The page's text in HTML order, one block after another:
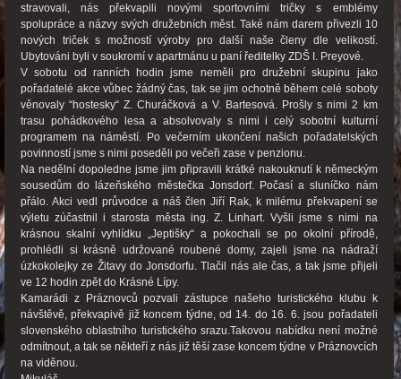
stravovali, nás překvapili novými sportovními tričky s emblémy
spolupráce a názvy svých družebních měst. Také nám darem přivezli 10
nových triček s možností výroby pro další naše členy dle velikostí.
Ubytováni byli v soukromí v apartmánu u paní ředitelky ZDŠ I. Preyové.
V sobotu od ranních hodin jsme neměli pro družební skupinu jako
pořadatelé akce vůbec žádný čas, tak se jim ochotně během celé soboty
věnovaly “hostesky“ Z. Churáčková a V. Bartesová. Prošly s nimi 2 km
trasu pohádkového lesa a absolvovaly s nimi i celý sobotní kulturní
programem na náměstí. Po večerním ukončení našich pořadatelských
povinností jsme s nimi poseděli po večeři zase v penzionu.
Na nedělní dopoledne jsme jim připravili krátké nakouknutí k německým
sousedům do lázeňského městečka Jonsdorf. Počasí a sluníčko nám
přálo. Akci vedl průvodce a náš člen Jiří Rak, k milému překvapení se
výletu zúčastnil i starosta města ing. Z. Linhart. Vyšli jsme s nimi na
krásnou skalní vyhlídku „Jeptišky“ a pokochali se po okolní přírodě,
prohlédli si krásně udržované roubené domy, zajeli jsme na nádraží
úzkokolejky ze Žitavy do Jonsdorfu. Tlačil nás ale čas, a tak jsme přijeli
ve 12 hodin zpět do Krásné Lípy.
Kamarádi z Práznovců pozvali zástupce našeho turistického klubu k
návštěvě, překvapivě již koncem týdne, od 14. do 16. 6. jsou pořadateli
slovenského oblastního turistického srazu.Takovou nabídku není možné
odmítnout, a tak se někteří z nás již těší zase koncem týdne v Práznovcích
na viděnou.